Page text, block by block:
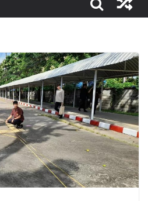
าสำรวจและศึกษาพรรณไม้
2